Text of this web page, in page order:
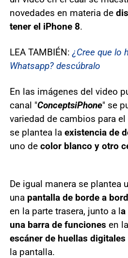
novedades en materia de
tener el iPhone 8.
LEA TAMBIÉN:¿Cree que lo
Whatsapp? descúbralo
En las imágenes del video
canal "ConceptsiPhone" se
variedad de cambios para
se plantea la existencia de
uno de color blanco y otro
De igual manera se plantea
una pantalla de borde a
en la parte trasera, junto a la
una barra de funciones en
escáner de huellas digitales
la pantalla.